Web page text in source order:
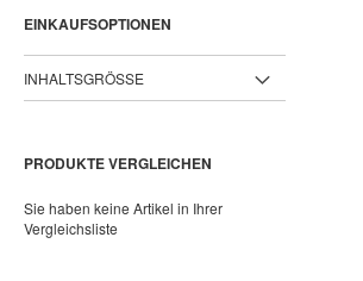
EINKAUFSOPTIONEN
INHALTSGRÖSSE
PRODUKTE VERGLEICHEN
Sie haben keine Artikel in Ihrer
Vergleichsliste